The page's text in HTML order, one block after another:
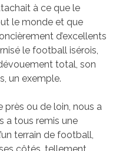
à ce que le
le monde et que
d’excellents
le football isérois,
total, son
un exemple.
près ou de loin, nous a
a tous remis une
terrain de football,
côtés, tellement